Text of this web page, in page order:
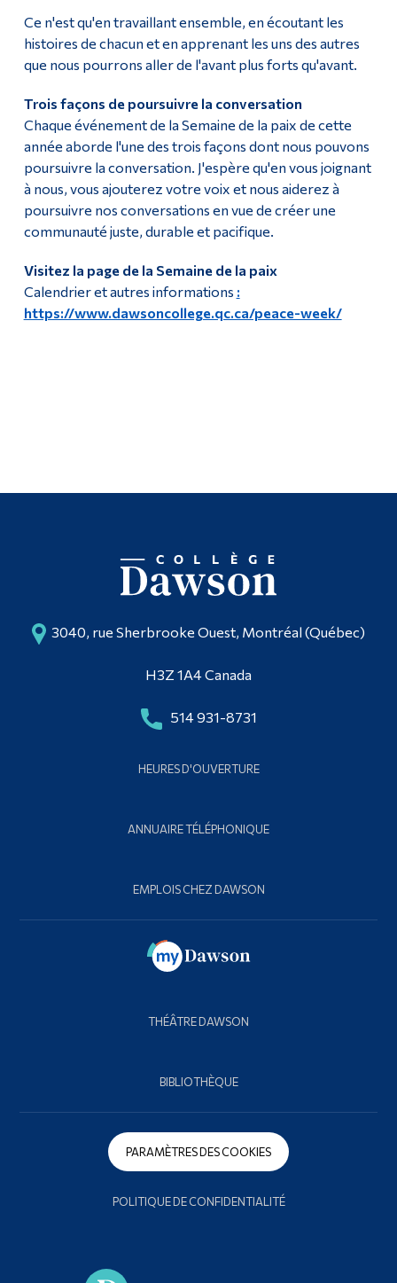
Ce n'est qu'en travaillant ensemble, en écoutant les
histoires de chacun et en apprenant les uns des autres
que nous pourrons aller de l'avant plus forts qu'avant.
Trois façons de poursuivre la conversation
Chaque événement de la Semaine de la paix de cette
année aborde l'une des trois façons dont nous pouvons
poursuivre la conversation. J'espère qu'en vous joignant
à nous, vous ajouterez votre voix et nous aiderez à
poursuivre nos conversations en vue de créer une
communauté juste, durable et pacifique.
Visitez la page de la Semaine de la paix
Calendrier et autres informations :
https://www.dawsoncollege.qc.ca/peace-week/
3040, rue Sherbrooke Ouest, Montréal (Québec)
H3Z 1A4 Canada
514 931-8731
HEURES D'OUVERTURE
ANNUAIRE TÉLÉPHONIQUE
EMPLOIS CHEZ DAWSON
THÉÂTRE DAWSON
BIBLIOTHÈQUE
PARAMÈTRES DES COOKIES
POLITIQUE DE CONFIDENTIALITÉ